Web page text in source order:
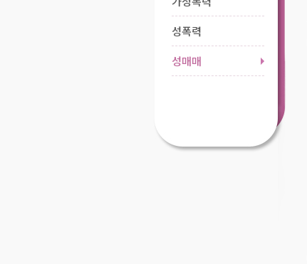
성폭력
성매매